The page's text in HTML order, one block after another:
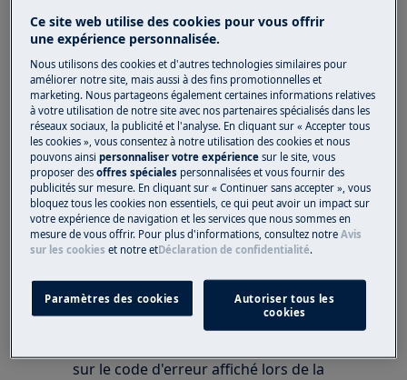
S'applique à
Intégré / four
Poêle sur pied
Solution
F203 indique un problème avec un module
électronique ou une connexion électrique.
Nous vous recommandons de réserver
une visite par l'un de nos techniciens de
service spécialement formés.
Vous pouvez facilement réserver une visite
de service en ligne 24h / 24 et choisir la
date de visite souhaitée.
sur le code d'erreur affiché lors de la
Ce site web utilise des cookies pour vous offrir
une expérience personnalisée.
Nous utilisons des cookies et d'autres technologies similaires pour
améliorer notre site, mais aussi à des fins promotionnelles et
marketing. Nous partageons également certaines informations relatives
à votre utilisation de notre site avec nos partenaires spécialisés dans les
réseaux sociaux, la publicité et l'analyse. En cliquant sur « Accepter tous
les cookies », vous consentez à notre utilisation des cookies et nous
pouvons ainsipersonnaliser votre expériencesur le site, vous
proposer desoffres spéciales personnalisées et vous fournir des
publicités sur mesure. En cliquant sur « Continuer sans accepter », vous
bloquez tous les cookies non essentiels, ce qui peut avoir un impact sur
votre expérience de navigation et les services que nous sommes en
mesure de vous offrir. Pour plus d'informations, consultez notreAvis
sur les cookies et notreetDéclaration de confidentialité.
Paramètres des cookies
Autoriser tous les
cookies